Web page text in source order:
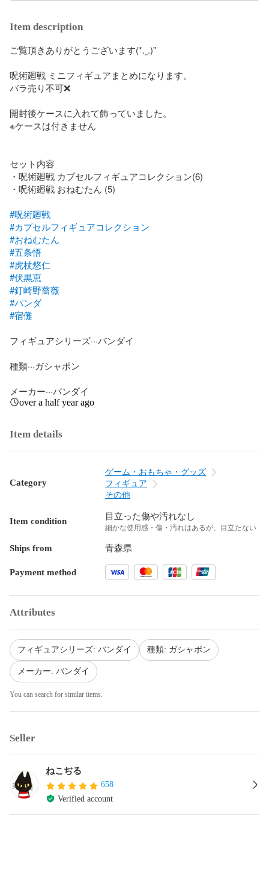
Item description
ご覧頂きありがとうございます(*.ˬ.)"
呪術廻戦 ミニフィギュアまとめになります。
バラ売り不可❌
開封後ケースに入れて飾っていました。
※ケースは付きません
セット内容
・呪術廻戦 カプセルフィギュアコレクション(6)
・呪術廻戦 おねむたん (5)
#呪術廻戦
#カプセルフィギュアコレクション
#おねむたん
#五条悟
#虎杖悠仁
#伏黒恵
#釘崎野薔薇
#パンダ
#宿儺
フィギュアシリーズ···バンダイ
種類···ガシャポン
メーカー···バンダイ
over a half year ago
Item details
Category
ゲーム・おもちゃ・グッズ
フィギュア
その他
Item condition 目立った傷や汚れなし
細かな使用感・傷・汚れはあるが、目立たない
Ships from 青森県
Payment method
Attributes
フィギュアシリーズ: バンダイ 種類: ガシャポン
メーカー: バンダイ
You can search for similar items.
Seller
ねこぢる
658
Verified account